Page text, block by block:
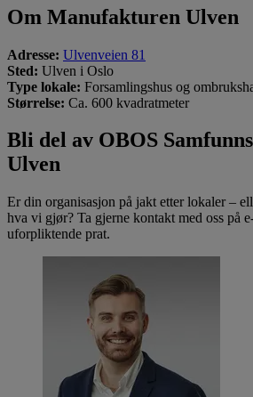
Om Manufakturen Ulven
Adresse: Ulvenveien 81
Sted: Ulven i Oslo
Type lokale: Forsamlingshus og
Størrelse: Ca. 600 kvadratmeter
Bli del av OBOS
Ulven
Er din organisasjon på jakt etter lokaler –
hva vi gjør? Ta gjerne kontakt med oss på
uforpliktende prat.